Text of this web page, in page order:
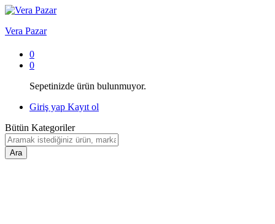
Vera Pazar
0
0
Sepetinizde ürün bulunmuyor.
Giriş yap Kayıt ol
Bütün Kategoriler
Ara